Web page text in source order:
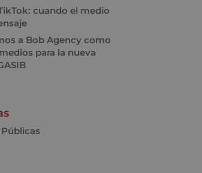
cuando el medio
a Bob Agency como
para la nueva